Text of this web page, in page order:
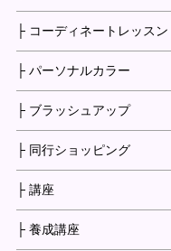
├ コーディネートレッスン
├ パーソナルカラー
├ ブラッシュアップ
├ 同行ショッピング
├ 講座
├ 養成講座